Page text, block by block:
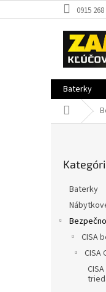
na
0915
Baterky
Domov
kategórie
Baterky
CISA
CISA